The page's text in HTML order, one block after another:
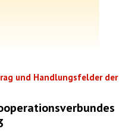
und Handlungsfelder der